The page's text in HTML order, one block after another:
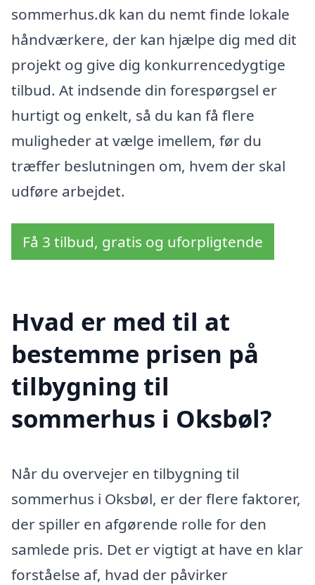
sommerhus.dk kan du nemt finde lokale
håndværkere, der kan hjælpe dig med dit
projekt og give dig konkurrencedygtige
tilbud. At indsende din forespørgsel er
hurtigt og enkelt, så du kan få flere
muligheder at vælge imellem, før du
træffer beslutningen om, hvem der skal
udføre arbejdet.
Få 3 tilbud, gratis og uforpligtende
Hvad er med til at
bestemme prisen på
tilbygning til
sommerhus i Oksbøl?
Når du overvejer en tilbygning til
sommerhus i Oksbøl, er der flere faktorer,
der spiller en afgørende rolle for den
samlede pris. Det er vigtigt at have en klar
forståelse af, hvad der påvirker